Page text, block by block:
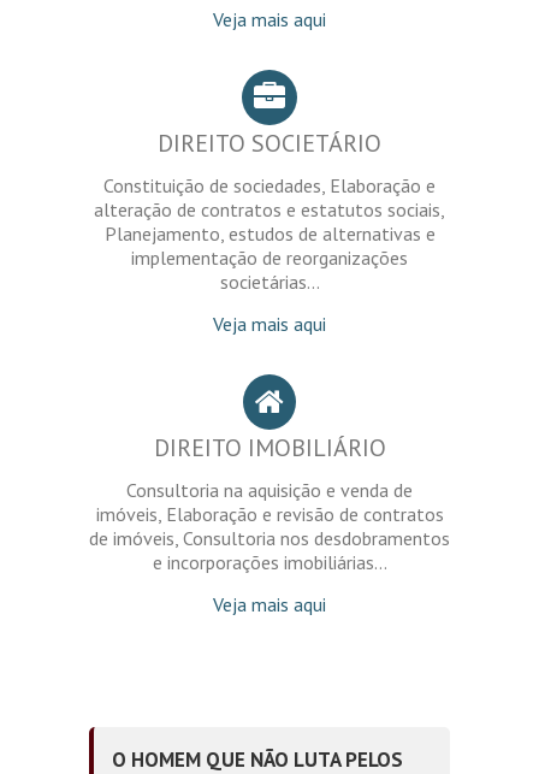
Veja mais aqui
DIREITO SOCIETÁRIO
Constituição de sociedades, Elaboração e
alteração de contratos e estatutos sociais,
Planejamento, estudos de alternativas e
implementação de reorganizações
societárias...
Veja mais aqui
DIREITO IMOBILIÁRIO
Consultoria na aquisição e venda de
imóveis, Elaboração e revisão de contratos
de imóveis, Consultoria nos desdobramentos
e incorporações imobiliárias...
Veja mais aqui
O HOMEM QUE NÃO LUTA PELOS